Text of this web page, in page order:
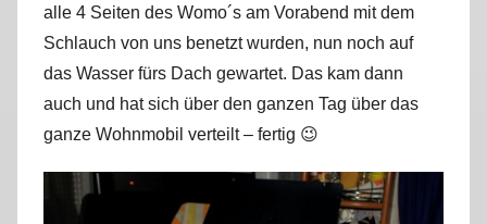
a
r
k
u
s
alle 4 Seiten des Womo´s am Vorabend mit dem
Schlauch von uns benetzt wurden, nun noch auf
das Wasser fürs Dach gewartet. Das kam dann
auch und hat sich über den ganzen Tag über das
ganze Wohnmobil verteilt – fertig 😉